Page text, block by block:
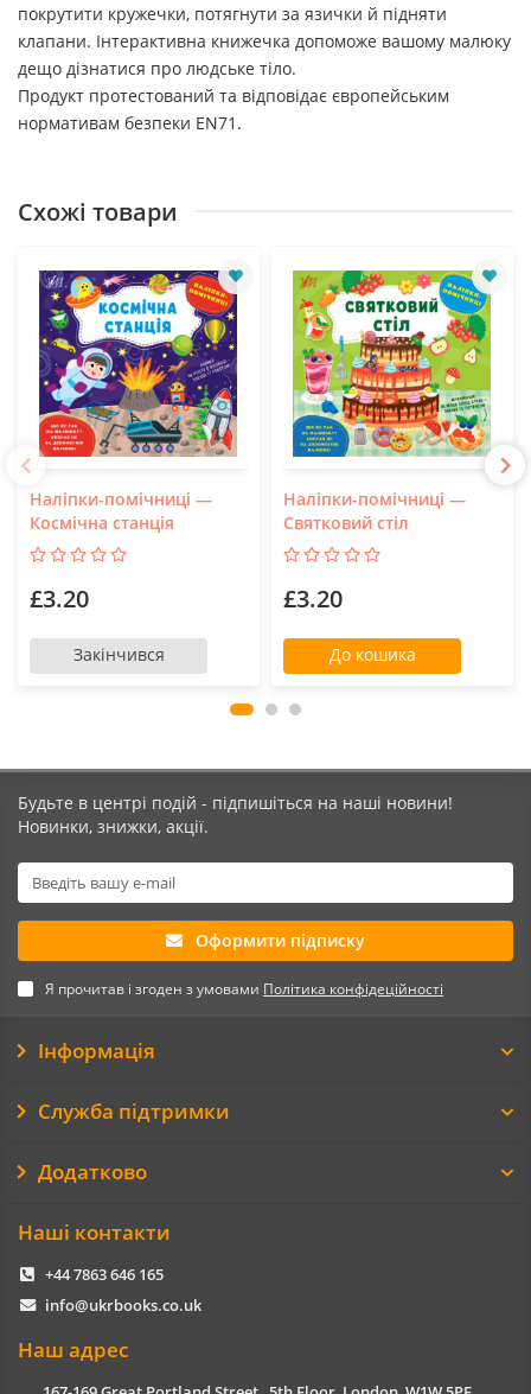
покрутити кружечки, потягнути за язички й підняти
клапани. Інтерактивна книжечка допоможе вашому малюку
дещо дізнатися про людське тіло.
Продукт протестований та відповідає європейським
нормативам безпеки EN71.
Схожі товари
Наліпки-помічниці —
Космічна станція
£3.20
Закінчився
Наліпки-помічниці —
Святковий стіл
£3.20
До кошика
Будьте в центрі подій - підпишіться на наші новини!
Новинки, знижки, акції.
Оформити підписку
Я прочитав і згоден з умовами Політика конфідеційності
Інформація
Служба підтримки
Додатково
Наші контакти
+44 7863 646 165
info@ukrbooks.co.uk
Наш адрес